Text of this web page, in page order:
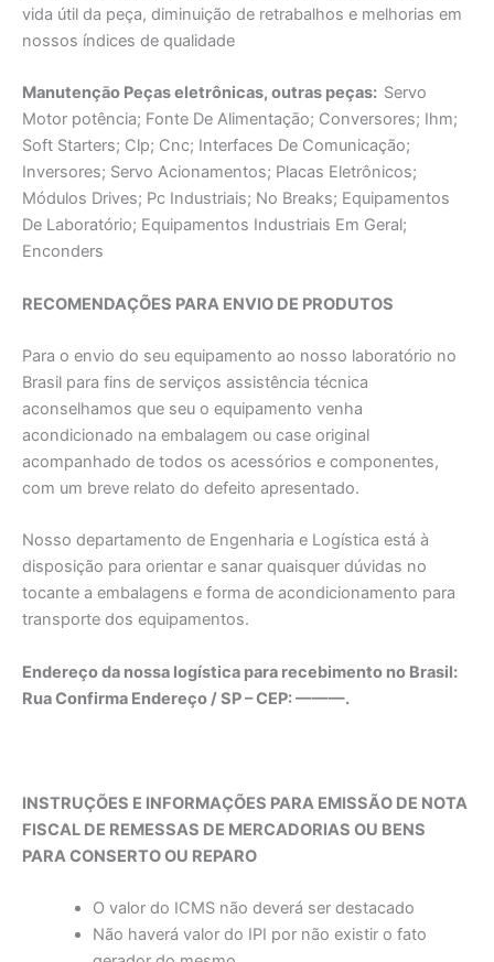
vida útil da peça, diminuição de retrabalhos e melhorias em
nossos índices de qualidade
Manutençāo Peças eletrônicas, outras peças: Servo
Motor potência; Fonte De Alimentaçāo; Conversores; Ihm;
Soft Starters; Clp; Cnc; Interfaces De Comunicação;
Inversores; Servo Acionamentos; Placas Eletrônicos;
Módulos Drives; Pc Industriais; No Breaks; Equipamentos
De Laboratório; Equipamentos Industriais Em Geral;
Enconders
RECOMENDAÇÕES PARA ENVIO DE PRODUTOS
Para o envio do seu equipamento ao nosso laboratório no
Brasil para fins de serviços assistência técnica
aconselhamos que seu o equipamento venha
acondicionado na embalagem ou case original
acompanhado de todos os acessórios e componentes,
com um breve relato do defeito apresentado.
Nosso departamento de Engenharia e Logística está à
disposição para orientar e sanar quaisquer dúvidas no
tocante a embalagens e forma de acondicionamento para
transporte dos equipamentos.
Endereço da nossa logística para recebimento no Brasil:
Rua Confirma Endereço / SP – CEP: ———.
INSTRUÇÕES E INFORMAÇÕES PARA EMISSÃO DE NOTA
FISCAL DE REMESSAS DE MERCADORIAS OU BENS
PARA CONSERTO OU REPARO
O valor do ICMS não deverá ser destacado
Não haverá valor do IPI por não existir o fato